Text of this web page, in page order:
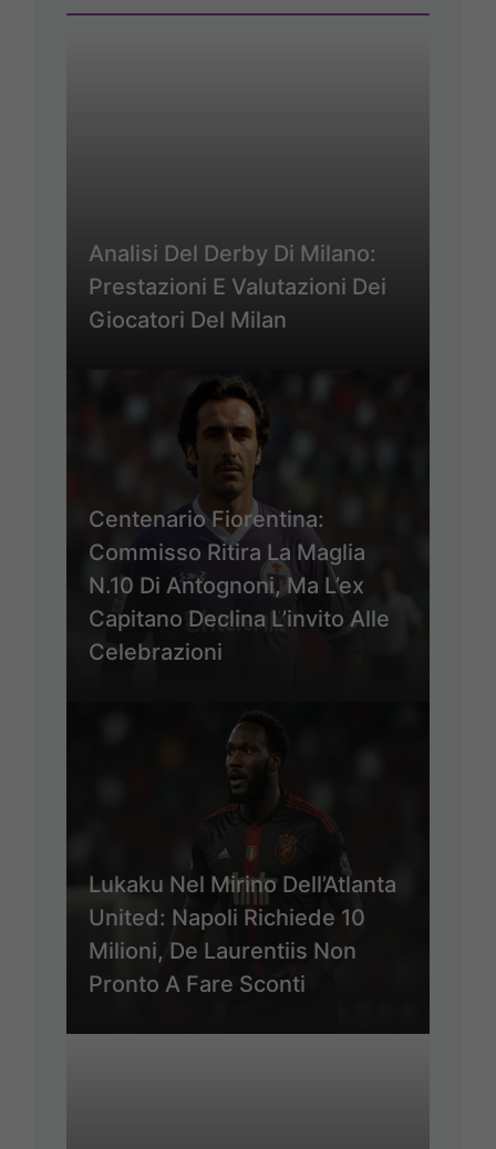
Analisi Del Derby Di Milano:
Prestazioni E Valutazioni Dei
Giocatori Del Milan
Centenario Fiorentina:
Commisso Ritira La Maglia
N.10 Di Antognoni, Ma L’ex
Capitano Declina L’invito Alle
Celebrazioni
Lukaku Nel Mirino Dell’Atlanta
United: Napoli Richiede 10
Milioni, De Laurentiis Non
Pronto A Fare Sconti